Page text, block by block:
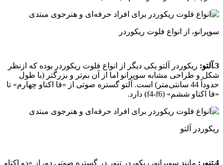
سوپرانو، از انواع فلوت ریکوردر
3.آلتو:
ریکوردر آلتو یکی دیگر از انواع فلوت ریکوردر بوده که ازنظر
شکل و طراحی مشابه سوپرانو اما از آن بم‌تر و بزرگتر (با طول
حدوداً 44 سانتی‌متر) است. آلتو گستره صوتی از «فا اکتاو چهارم» تا
«فا اکتاو ششم» (f4-f6) دارد.
ریکوردر آلتو
4.تِنور: مانند سوپرانو، ریکوردر تنور در گستره صوتی دو، از «دو اکتاو